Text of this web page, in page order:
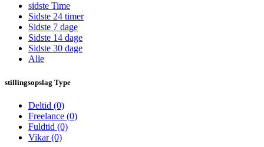
sidste Time
Sidste 24 timer
Sidste 7 dage
Sidste 14 dage
Sidste 30 dage
Alle
stillingsopslag Type
Deltid (0)
Freelance (0)
Fuldtid (0)
Vikar(0)